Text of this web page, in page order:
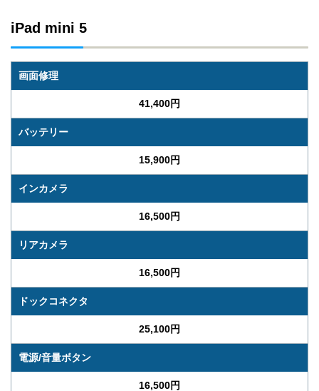
iPad mini 5
画面修理
41,400円
バッテリー
15,900円
インカメラ
16,500円
リアカメラ
16,500円
ドックコネクタ
25,100円
電源/音量ボタン
16,500円